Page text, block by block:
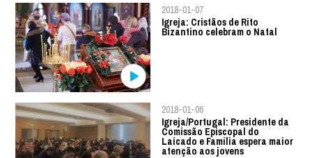
2018-01-07
Igreja: Cristãos de Rito
Bizantino celebram o Natal
2018-01-06
Igreja/Portugal: Presidente da
Comissão Episcopal do
Laicado e Família espera maior
atenção aos jovens